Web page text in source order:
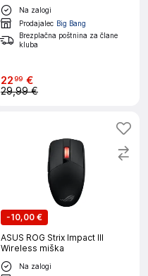
Na zalogi
Prodajalec Big Bang
Brezplačna poštnina za člane
kluba
2299 €
29,99 €
-10,00 €
ASUS ROG Strix Impact III
Wireless miška
Na zalogi